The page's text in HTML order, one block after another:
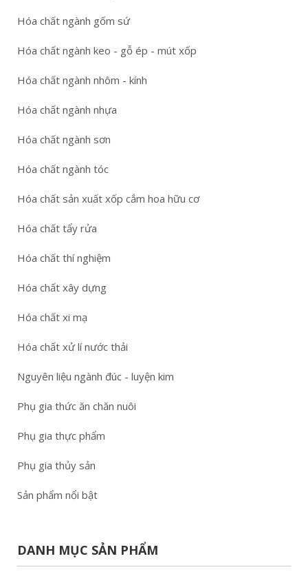
Hóa chất ngành gốm sứ
Hóa chất ngành keo - gỗ ép - mút xốp
Hóa chất ngành nhôm - kính
Hóa chất ngành nhựa
Hóa chất ngành sơn
Hóa chất ngành tóc
Hóa chất sản xuất xốp cắm hoa hữu cơ
Hóa chất tẩy rửa
Hóa chất thí nghiệm
Hóa chất xây dựng
Hóa chất xi mạ
Hóa chất xử lí nước thải
Nguyên liệu ngành đúc - luyện kim
Phụ gia thức ăn chăn nuôi
Phụ gia thực phẩm
Phụ gia thủy sản
Sản phẩm nổi bật
DANH MỤC SẢN PHẨM